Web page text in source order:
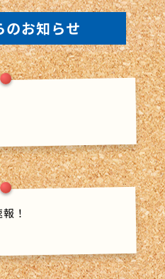
のお知らせ
！